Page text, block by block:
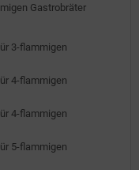
Gastrobräter
3-flammigen
4-flammigen
4-flammigen
5-flammigen